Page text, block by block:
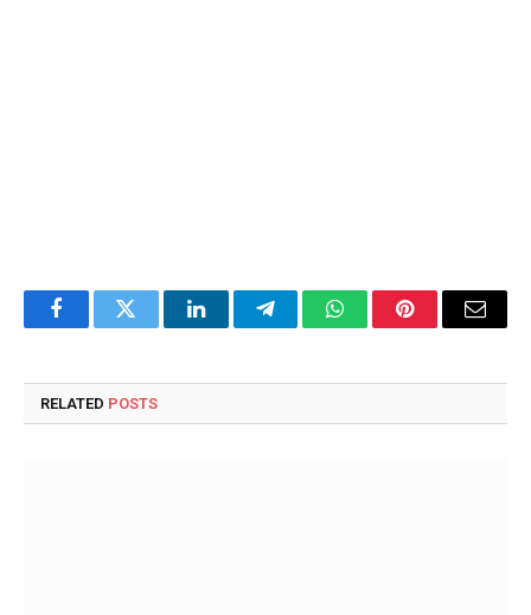
FacebookTwitter LinkedInTelegramWhatsAppPinterestEmail
RELATED POSTS